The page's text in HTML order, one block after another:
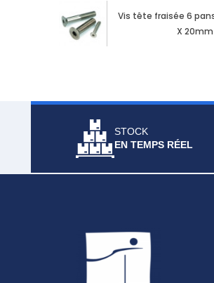
Vis tête fraisée 6 pans
X
STOCK
EN TEMPS RÉEL